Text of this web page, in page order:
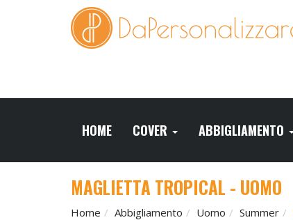
HOME COVER ABBIGLIAMENTO
MAGLIETTA TROPICAL - UOMO
Home Abbigliamento Uomo Summer